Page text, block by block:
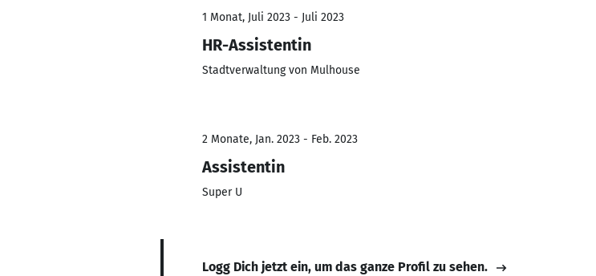
1 Monat, Juli 2023 - Juli 2023
HR-Assistentin
Stadtverwaltung von Mulhouse
2 Monate, Jan. 2023 - Feb. 2023
Assistentin
Super U
Logg Dich jetzt ein, um das ganze Profil zu sehen.